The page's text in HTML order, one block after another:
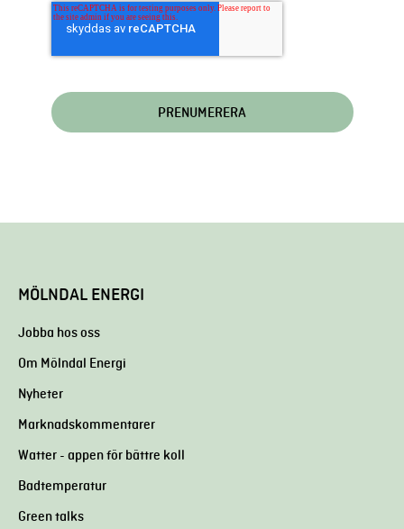
MÖLNDAL ENERGI
Jobba hos oss
Om Mölndal Energi
Nyheter
Marknadskommentarer
Watter - appen för bättre koll
Badtemperatur
Green talks